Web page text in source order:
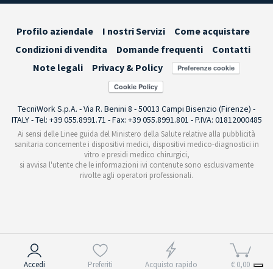
Accedi Preferiti Acquisto rapido € 0,00
Profilo aziendale I nostri Servizi
Come acquistare
Condizioni di vendita
Domande frequenti
Contatti
Note legali
Privacy & Policy Preferenze cookie
TecniWork S.p.A. - Via R. Benini 8 - 50013 Campi Bisenzio (Firenze) -
ITALY - Tel: +39 055.8991.71 - Fax: +39 055.8991.801 - P.IVA: 01812000485
Ai sensi delle Linee guida del Ministero della Salute relative alla pubblicità
sanitaria concernente i dispositivi medici, dispositivi medico-diagnostici in
vitro e presidi medico chirurgici,
si avvisa l'utente che le informazioni ivi contenute sono esclusivamente
rivolte agli operatori professionali.
Informativa sulla raccolta